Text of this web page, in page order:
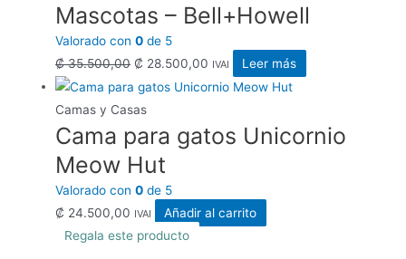
Mascotas – Bell+Howell
Valorado con0 de 5
₡35.500,00 El
precio
original
era:
₡ 35.500,00.
₡ 28.500,00 El
precio
es:
IVAI Leer más
Camas y Casas
Cama para gatos Unicornio
Meow Hut
Valorado con0 de 5
₡ 24.500,00 IVAI
Añadir al carrito
Regala este producto